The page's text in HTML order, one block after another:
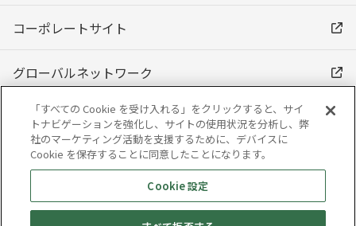
コーポレートサイト
グローバルネットワーク
プライバシーポリシー
「すべての Cookie を受け入れる」をクリックすると、サイ
トナビゲーションを強化し、サイトの使用状況を分析し、弊
社のマーケティング活動を支援するために、デバイスに
Cookie を保存することに同意したことになります。
Cookie 設定